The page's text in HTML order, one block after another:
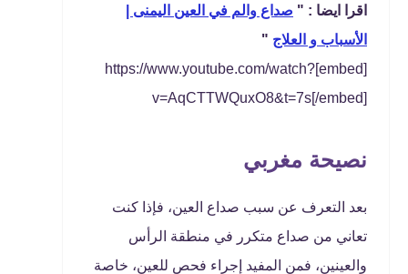
اقرا ايضا : " صداع والم في العين اليمنى |
الأسباب و العلاج "
[embed]https://www.youtube.com/watch?
v=AqCTTWQuxO8&t=7s[/embed]
نصيحة مغربي
بعد التعرف عن سبب صداع العين، فإذا كنت
تعاني من صداع متكرر في منطقة الرأس
والعينين، فمن المفيد إجراء فحص للعين، خاصة